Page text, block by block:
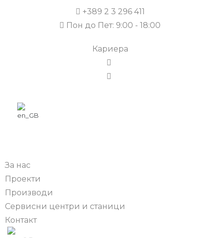
+389 2 3 296 411
Пон до Пет: 9:00 - 18:00
Кариера
За нас
Проекти
Производи
Сервисни центри и станици
Контакт